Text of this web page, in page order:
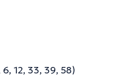
12, 33, 39, 58)